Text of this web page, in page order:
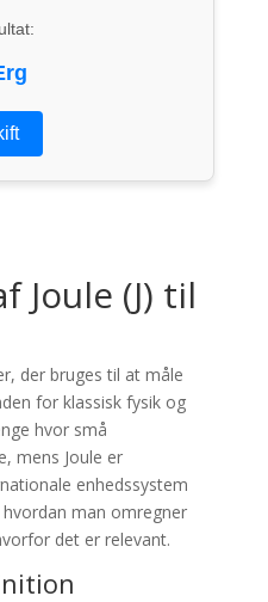
Joule (J) til
der bruges til at måle
for klassisk fysik og
hvor små
mens Joule er
enhedssystem
man omregner
det er relevant.